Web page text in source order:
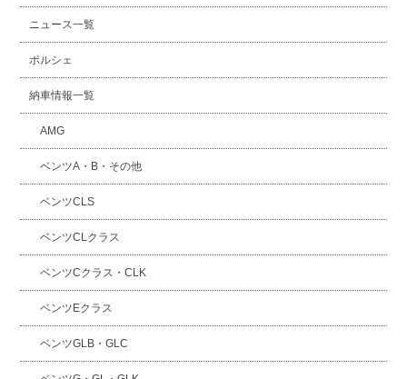
ニュース一覧
ポルシェ
納車情報一覧
AMG
ベンツA・B・その他
ベンツCLS
ベンツCLクラス
ベンツCクラス・CLK
ベンツEクラス
ベンツGLB・GLC